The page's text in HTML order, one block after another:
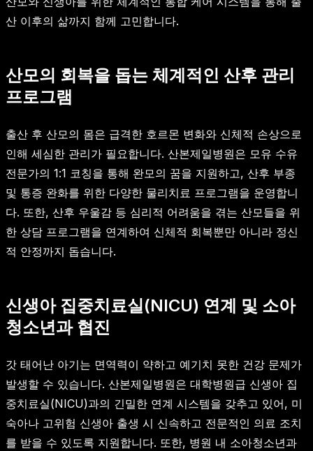
산 이후의 삶까지 함께 고민합니다.
산모의 회복을 돕는 체계적인 산후 관리
프로그램
출산 후 산모의 몸은 급격한 호르몬 변화와 신체적 손상으로
인해 세심한 관리가 필요합니다. 산본제일병원은 모유 수유
전문가의 1:1 코칭을 통해 완모의 꿈을 지원하고, 산후 부종
및 통증 완화를 위한 다양한 물리치료 프로그램을 운영합니
다. 또한, 산후 우울감 등 심리적 어려움을 겪는 산모들을 위
한 상담 프로그램을 연계하여 신체적 회복뿐만 아니라 정신
적 안정까지 돕습니다.
신생아 집중치료실(NICU) 연계 및 소아
청소년과 협진
갓 태어난 아기는 면역력이 약하고 예기치 못한 건강 문제가
발생할 수 있습니다. 산본제일병원은 대학병원급 신생아 집
중치료실(NICU)과의 긴밀한 연계 시스템을 갖추고 있어, 미
숙아나 고위험 신생아 출생 시 신속하고 전문적인 의료 조치
를 받을 수 있도록 지원합니다. 또한, 병원 내 소아청소년과